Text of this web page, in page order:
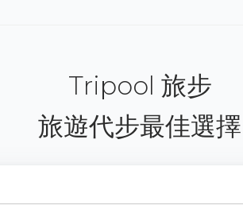
Tripool 旅步
旅遊代步最佳選擇